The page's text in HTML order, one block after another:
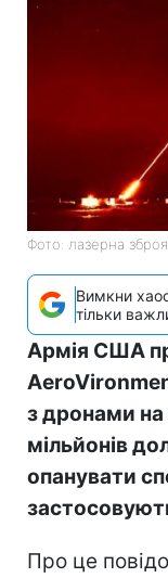
Фото: лазерна
Вимкни
тільки
Армія США
з дронами
мільйонів
опанувати
Про це